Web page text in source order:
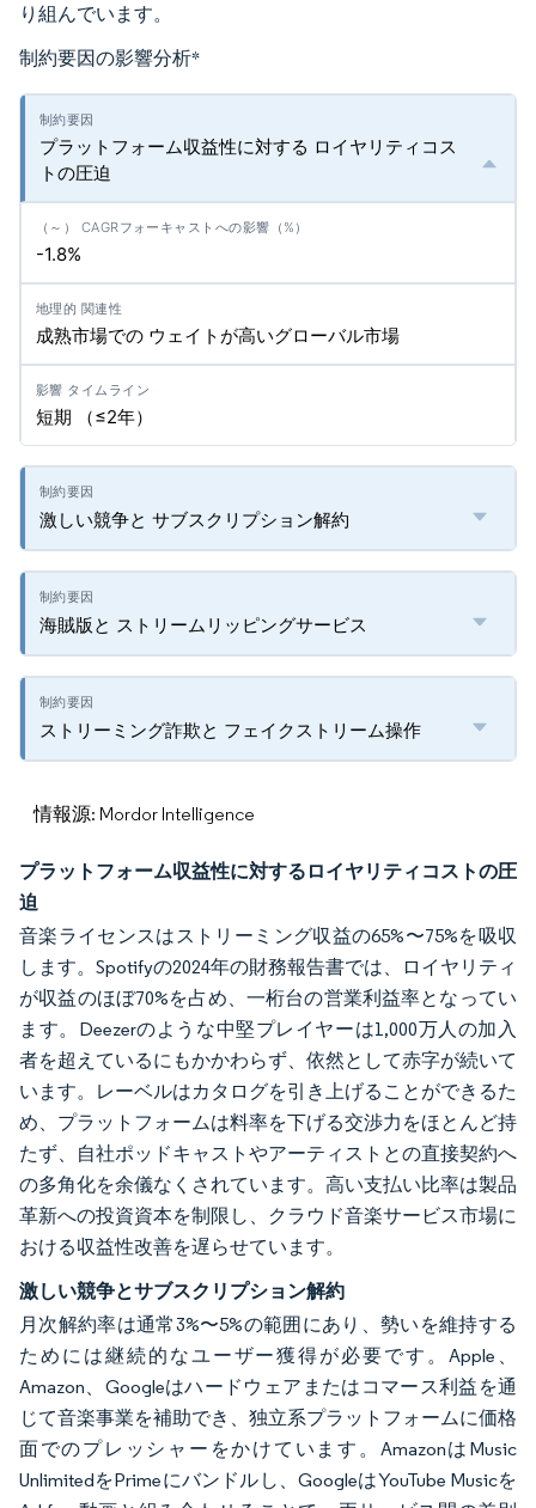
り組んでいます。
制約要因の影響分析*
プラットフォーム収益性に対する ロイヤリティコス
トの圧迫
-1.8%
成熟市場での ウェイトが高いグローバル市場
短期 （≤2年）
激しい競争と サブスクリプション解約
海賊版と ストリームリッピングサービス
ストリーミング詐欺と フェイクストリーム操作
情報源: Mordor Intelligence
プラットフォーム収益性に対するロイヤリティコストの圧
迫
音楽ライセンスはストリーミング収益の65%〜75%を吸収
します。Spotifyの2024年の財務報告書では、ロイヤリティ
が収益のほぼ70%を占め、一桁台の営業利益率となってい
ます。Deezerのような中堅プレイヤーは1,000万人の加入
者を超えているにもかかわらず、依然として赤字が続いて
います。レーベルはカタログを引き上げることができるた
め、プラットフォームは料率を下げる交渉力をほとんど持
たず、自社ポッドキャストやアーティストとの直接契約へ
の多角化を余儀なくされています。高い支払い比率は製品
革新への投資資本を制限し、クラウド音楽サービス市場に
おける収益性改善を遅らせています。
激しい競争とサブスクリプション解約
月次解約率は通常3%〜5%の範囲にあり、勢いを維持する
ためには継続的なユーザー獲得が必要です。Apple、
Amazon、Googleはハードウェアまたはコマース利益を通
じて音楽事業を補助でき、独立系プラットフォームに価格
面でのプレッシャーをかけています。AmazonはMusic
UnlimitedをPrimeにバンドルし、GoogleはYouTube Musicを